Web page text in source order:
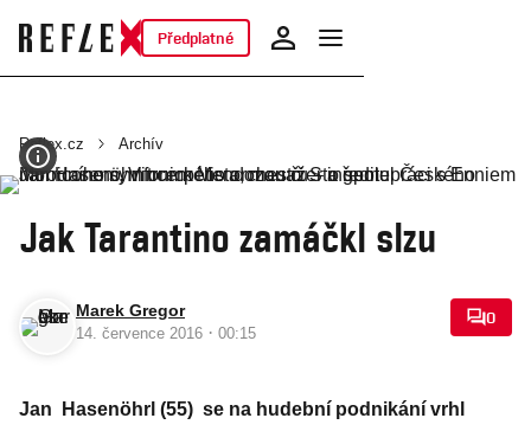
Předplatné
Reflex.cz Archív
Jak Tarantino zamáčkl slzu
Marek Gregor
14. července 2016 · 00:15
0
Jan Hasenöhrl (55) se na hudební podnikání vrhl